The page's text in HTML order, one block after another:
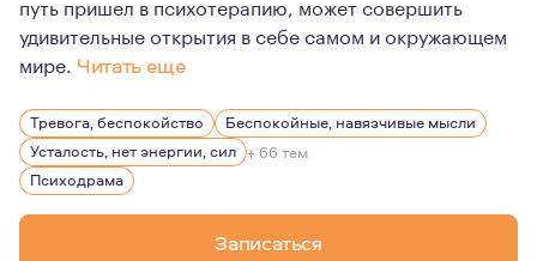
удивительные открытия в себе самом и окружающем
мире. Читать еще
Для меня психологическое консультирование – это
Тревога, беспокойство
Беспокойные, навязчивые мысли
Усталость, нет энергии, сил + 66 тем
Психодрама
Записаться